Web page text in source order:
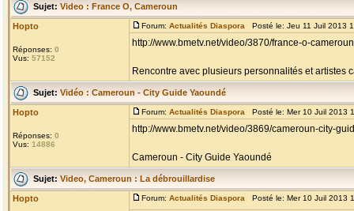
Sujet: Video : France O, Cameroun
Hopto
Réponses: 0
Vus: 57152
Forum: Actualités Diaspora Posté le: Jeu 11 Juil 2013
http://www.bmetv.net/video/3870/france-o-cameroun
Rencontre avec plusieurs personnalités et
Sujet: Vidéo : Cameroun - City Guide Yaoundé
Hopto
Réponses: 0
Vus: 14886
Forum: Actualités Diaspora Posté le: Mer 10 Juil
http://www.bmetv.net/video/3869/cameroun-city-
Cameroun - City Guide Yaoundé
Sujet: Video, Cameroun : La débrouillardise
Hopto Forum: Actualités Diaspora Posté le: Mer 10 Juil